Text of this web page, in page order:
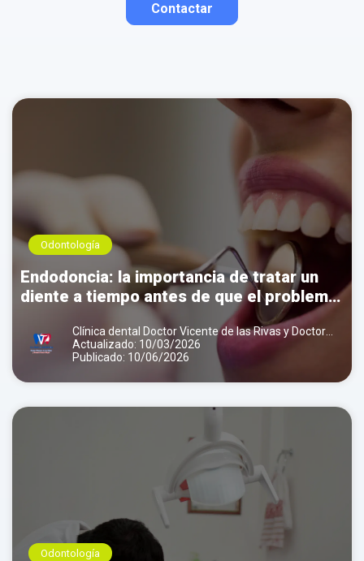
Contactar
Odontología
Endodoncia: la importancia de tratar un
diente a tiempo antes de que el problema
Clínica dental Doctor Vicente de las Rivas y Doctora
Teresa Folqué
Actualizado: 10/03/2026
Publicado: 10/06/2026
Odontología